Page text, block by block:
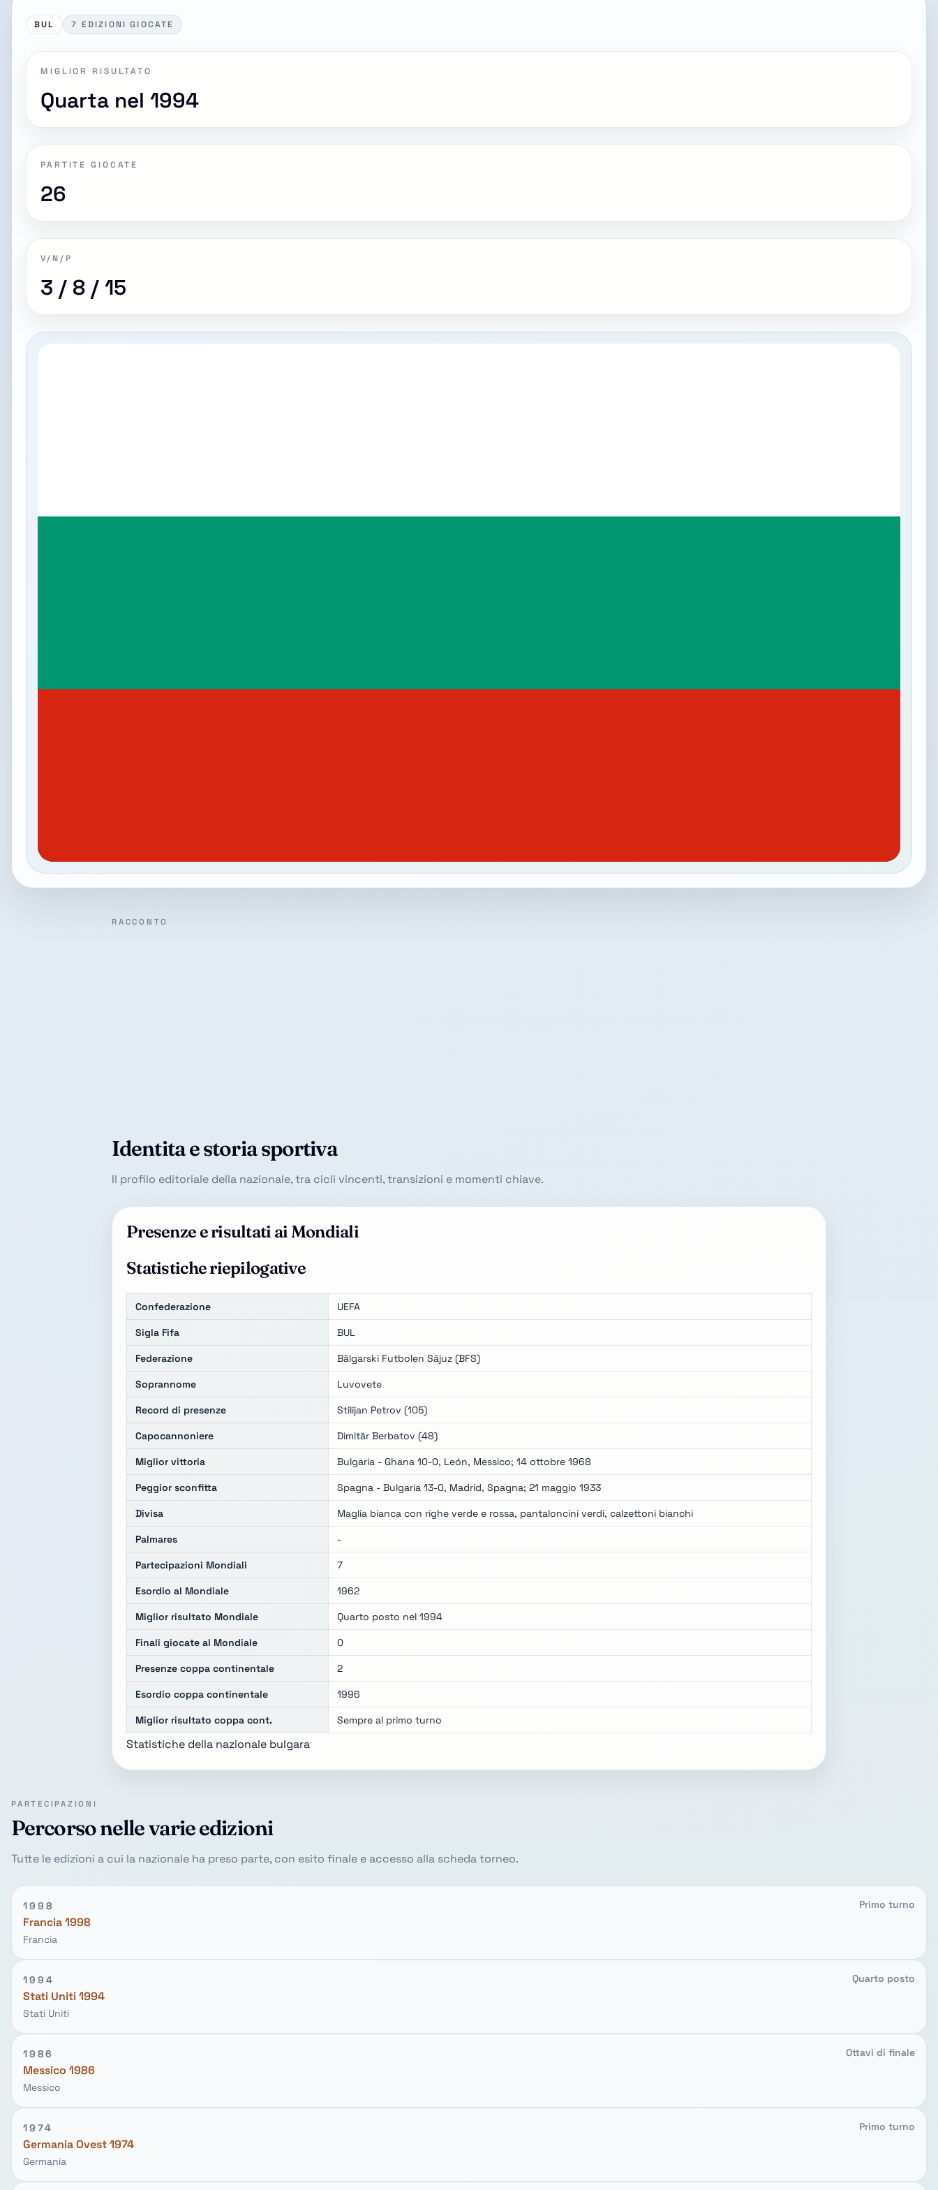
BUL 7 EDIZIONI GIOCATE
MIGLIOR RISULTATO
Quarta nel 1994
PARTITE GIOCATE
26
V/N/P
3 / 8 / 15
RACCONTO
Identita e storia sportiva
Il profilo editoriale della nazionale, tra cicli vincenti, transizioni e momenti chiave.
Presenze e risultati ai Mondiali
Statistiche riepilogative
Confederazione UEFA
Sigla Fifa BUL
Federazione Bălgarski Futbolen Săjuz (BFS)
Soprannome Luvovete
Record di presenze Stilijan Petrov (105)
Capocannoniere Dimităr Berbatov (48)
Miglior vittoria Bulgaria - Ghana 10-0, León, Messico; 14 ottobre 1968
Peggior sconfitta Spagna - Bulgaria 13-0, Madrid, Spagna; 21 maggio 1933
Divisa Maglia bianca con righe verde e rossa, pantaloncini verdi, calzettoni bianchi
Palmares -
Partecipazioni Mondiali 7
Esordio al Mondiale 1962
Miglior risultato Mondiale Quarto posto nel 1994
Finali giocate al Mondiale 0
Presenze coppa continentale 2
Esordio coppa continentale 1996
Miglior risultato coppa cont. Sempre al primo turno
Statistiche della nazionale bulgara
PARTECIPAZIONI
Percorso nelle varie edizioni
Tutte le edizioni a cui la nazionale ha preso parte, con esito finale e accesso alla scheda torneo.
1998
Francia 1998
Francia
Primo turno
1994
Stati Uniti 1994
Stati Uniti
Quarto posto
1986
Messico 1986
Messico
Ottavi di finale
1974
Germania Ovest 1974
Germania
Primo turno